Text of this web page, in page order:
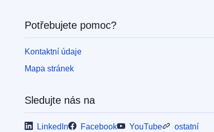
Potřebujete pomoc?
Kontaktní údaje
Mapa stránek
Sledujte nás na
LinkedIn Facebook YouTube ostatní